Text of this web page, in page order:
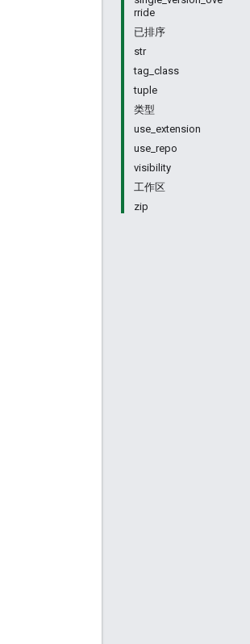
rride
已排序
str
tag_class
tuple
类型
use_extension
use_repo
visibility
工作区
zip